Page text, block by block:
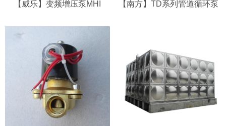
【威乐】变频增压泵MHI 【南方】TD系列管道循环泵